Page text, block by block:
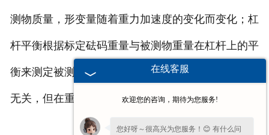
测物质量，形变量随着重力加速度的变化而变化；杠
杆平衡根据标定砝码重量与被测物重量在杠杆上的平
衡来测定被测物质量。杠杆平衡与重力加速度的变化
无关，但在重力加速度等于零时，衡量失效。
在线客服
欢迎您的咨询，期待为您服务!
您好呀～很高兴为您服务！😊 有什么问